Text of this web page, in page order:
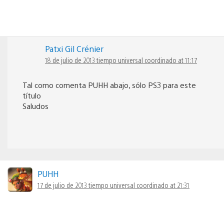
Patxi Gil Crénier
18 de julio de 2013 tiempo universal coordinado at 11:17
Tal como comenta PUHH abajo, sólo PS3 para este
título
Saludos
PUHH
17 de julio de 2013 tiempo universal coordinado at 21:31